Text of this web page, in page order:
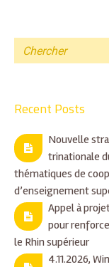
Recent Posts
Nouvelle
trinationale
thématiques de
d’enseignement
Appel à
pour
le Rhin supérieur
4.11.2026,